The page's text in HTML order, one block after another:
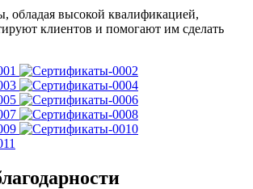
обладая высокой квалификацией,
клиентов и помогают им сделать